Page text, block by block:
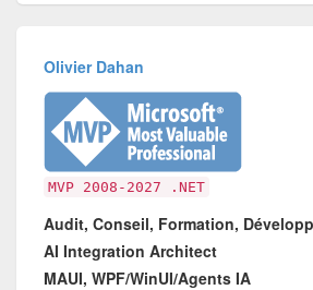
Olivier Dahan
MVP 2008-2027 .NET
Audit, Conseil, Formation,
AI Integration Architect
MAUI, WPF/WinUI/Agents IA